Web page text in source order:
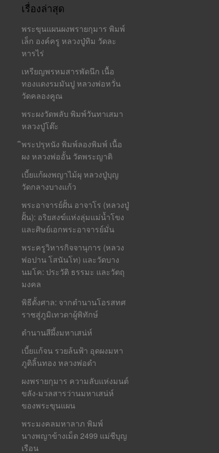
เรื่องล่าสุด
พระขุนแผนผงพรายกุมาร พิมพ์
เล็ก องค์ครู หลวงปู่ทิม วัดละ
หารไร่
เหรียญพรหมสารพัดนึก เนื้อ
ทองแดงรมมันปู หลวงพ่อหวั่น
วัดคลองคูณ
พระผงวัดพลับ พิมพ์วันทาเสมา
หลวงปู่โต๊ะ
ิพระปรุหนัง พิมพ์ลองพิมพ์ เนื้อ
ผง หลวงพ่ออั้น วัดพระญาติ
เบี้ยแก้ผงพญาไม้ผุ หลวงปู่บุญ
วัดกลางบางแก้ว
พระอาจารย์ฝั้น อาจาโร (หลวงปู่
ฝั้น): อริยสงฆ์แห่งลุ่มแม่น้ำโขง
และศิษย์เอกพระอาจารย์มั่น
พระครูวิหารกิจจานุการ (หลวง
พ่อปาน โสนันโท) และวัดบาง
นมโค: ประวัติ ธรรมะ และวัตถุ
มงคล
พิธีตั้งศาล: จากตำนานโอรสทศ
ราชสู่ภูมิเทวดาผู้พิทักษ์
ตำนานสีผึ้งมหาเสน่ห์
เบี้ยแก้จน รวยล้นฟ้า อุดผงมหา
ภูติลิ้นทอง หลวงพ่อดำ
ผงพรายกุมาร ความลับแห่งมนต์
ขลัง-มวลสารว่านมหาเสน่ห์
ของพระขุนแผน
พระมงคลมหาลาภ พิมพ์
นางพญาข้างเม็ด 2499 แม่ชีบุญ
เรือน